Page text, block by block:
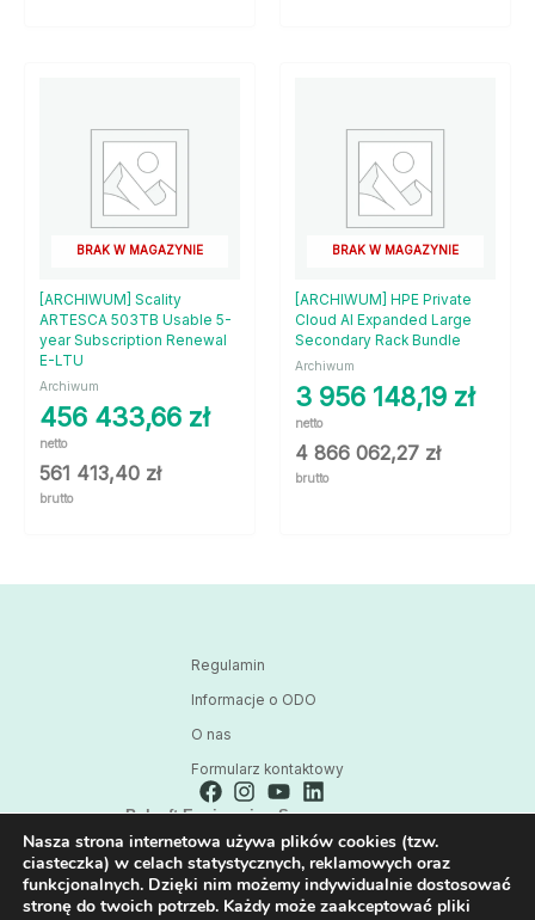
BRAK W MAGAZYNIE
[ARCHIWUM] Scality
ARTESCA 503TB Usable 5-
year Subscription Renewal
E-LTU
Archiwum
456 433,66 zł
netto
561 413,40 zł
brutto
BRAK W MAGAZYNIE
[ARCHIWUM] HPE Private
Cloud AI Expanded Large
Secondary Rack Bundle
Archiwum
3 956 148,19 zł
netto
4 866 062,27 zł
brutto
Regulamin
Informacje o ODO
O nas
Formularz kontaktowy
Polsoft Engineering Sp. z o.o.
ul. 73 Pułku Piechoty 1, 40-467 Katowice
Skontaktuj się z nami:
32 209 80 39
Nasza strona internetowa używa plików cookies (tzw.
ciasteczka) w celach statystycznych, reklamowych oraz
funkcjonalnych. Dzięki nim możemy indywidualnie dostosować
stronę do twoich potrzeb. Każdy może zaakceptować pliki